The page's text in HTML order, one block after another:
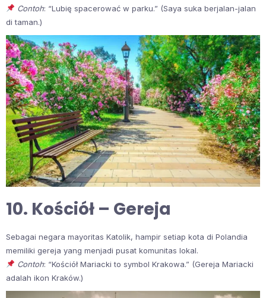
Contoh: “Lubię spacerować w parku.” (Saya suka berjalan-jalan
di taman.)
10. Kościół – Gereja
Sebagai negara mayoritas Katolik, hampir setiap kota di Polandia
memiliki gereja yang menjadi pusat komunitas lokal.
Contoh: “Kościół Mariacki to symbol Krakowa.” (Gereja Mariacki
adalah ikon Kraków.)